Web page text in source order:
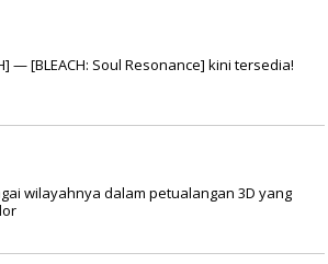
— [BLEACH: Soul Resonance] kini tersedia!
wilayahnya dalam petualangan 3D yang